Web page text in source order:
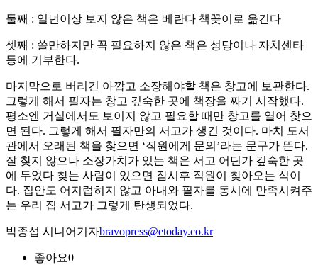
둘째 : 일년이상 보지 않은 책은 베란다 책꽂이로 옮긴다
셋째 : 쓸만하지만 꼭 필요하지 않은 책은 성당이나 자치센타
등에 기부한다.
마지막으로 버리긴 아깝고 소장해야할 책은 창고에 보관한다.
그렇게 해서 필자는 창고 깊숙한 곳에 책장을 짜기 시작했다.
평소엔 거실에서도 보이지 않고 필요할 때만 창고를 열어 찾으
면 된다. 그렇게 해서 필자만의 서고가 생긴 것이다. 마치 도서
관에서 오래된 책을 찾으면 ‘직원에게 문의’라는 문구가 뜬다.
잘 찾지 않으나 소장가치가 있는 책은 서고 어딘가 깊숙한 곳
에 두었다 찾는 사람이 있으면 잠시후 직원이 찾아오는 식이
다. 집안도 어지럽히지 않고 아내와 필자를 동시에 만족시켜주
는 우리 집 서고가 그렇게 탄생되었다.
박종섭 시니어기자bravopress@etoday.co.kr
좋아요0